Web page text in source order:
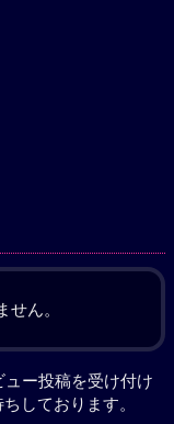
ん。
ュー投稿を受け付け
しております。